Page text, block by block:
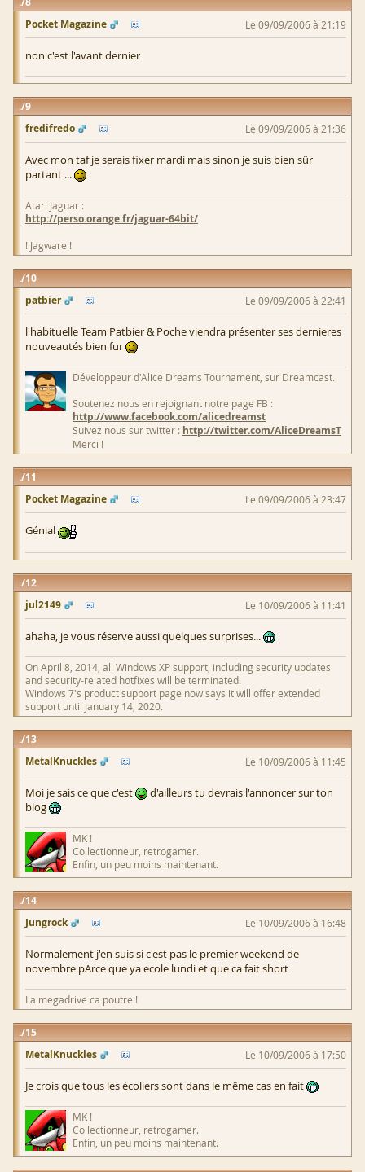
Pocket Magazine
Le 09/09/2006 à 21:19
non c'est l'avant dernier
9
fredifredo
Le 09/09/2006 à 21:36
Avec mon taf je serais fixer mardi mais sinon je suis bien sûr
partant ...
Atari Jaguar :
http://perso.orange.fr/jaguar-64bit/
! Jagware !
10
patbier
Le 09/09/2006 à 22:41
l'habituelle Team Patbier & Poche viendra présenter ses dernieres
nouveautés bien fur
Développeur d'Alice Dreams Tournament, sur Dreamcast.
Soutenez nous en rejoignant notre page FB :
http://www.facebook.com/alicedreamst
Suivez nous sur twitter : http://twitter.com/AliceDreamsT
Merci !
11
Pocket Magazine
Le 09/09/2006 à 23:47
Génial
12
jul2149
Le 10/09/2006 à 11:41
ahaha, je vous réserve aussi quelques surprises...
On April 8, 2014, all Windows XP support, including security updates
and security-related hotfixes will be terminated.
Windows 7's product support page now says it will offer extended
support until January 14, 2020.
13
MetalKnuckles
Le 10/09/2006 à 11:45
Moi je sais ce que c'est
d'ailleurs tu devrais l'annoncer sur ton
blog
MK !
Collectionneur, retrogamer.
Enfin, un peu moins maintenant.
14
Jungrock
Le 10/09/2006 à 16:48
Normalement j'en suis si c'est pas le premier weekend de
novembre pArce que ya ecole lundi et que ca fait short
La megadrive ca poutre !
15
MetalKnuckles
Le 10/09/2006 à 17:50
Je crois que tous les écoliers sont dans le même cas en fait
MK !
Collectionneur, retrogamer.
Enfin, un peu moins maintenant.